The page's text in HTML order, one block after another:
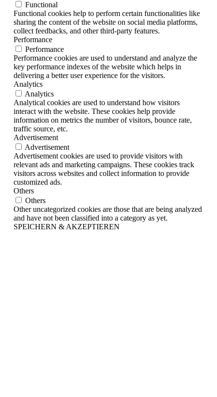
Functional
Functional cookies help to perform certain functionalities like
sharing the content of the website on social media platforms,
collect feedbacks, and other third-party features.
Performance
Performance
Performance cookies are used to understand and analyze the
key performance indexes of the website which helps in
delivering a better user experience for the visitors.
Analytics
Analytics
Analytical cookies are used to understand how visitors
interact with the website. These cookies help provide
information on metrics the number of visitors, bounce rate,
traffic source, etc.
Advertisement
Advertisement
Advertisement cookies are used to provide visitors with
relevant ads and marketing campaigns. These cookies track
visitors across websites and collect information to provide
customized ads.
Others
Others
Other uncategorized cookies are those that are being analyzed
and have not been classified into a category as yet.
SPEICHERN & AKZEPTIEREN